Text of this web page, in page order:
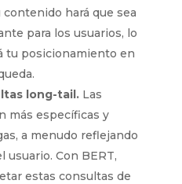
hará que sea
para los usuarios, lo
tu posicionamiento en
long-tail.Las
más específicas y
a menudo reflejando
usuario. Con BERT,
estas consultas de